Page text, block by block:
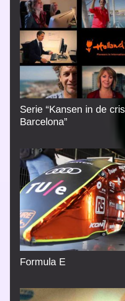
Serie “Kansen in de
Barcelona”
Formula E